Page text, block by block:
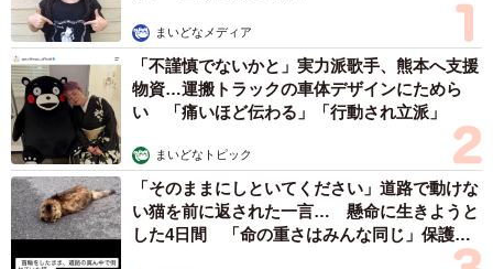
まいどなメディア
「不謹慎でないかと」実力派歌手、熊本へ支援
物資…運搬トラックの車体デザインにためら
い 「痛いほど伝わる」「行動され立派」
まいどなトピック
「そのままにしといてください」道路で動けな
い猫を前に返された一言… 懸命に生きようと
した4日間 「命の重さはみんな同じ」保護団